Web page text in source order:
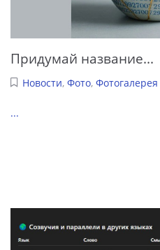
Придумай название...
Новости, Фото, Фотогалерея
...